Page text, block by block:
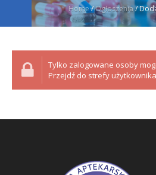
Home/Ogłoszenia/
Tylko zalogowane osoby
Przejdź do strefy